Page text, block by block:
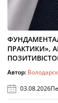
ПРАКТИКИ»,
Автор:
03.08.2026